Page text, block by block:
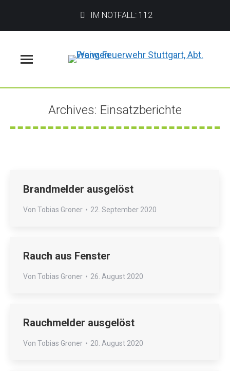
IM NOTFALL: 112
Archives: Einsatzberichte
Sie befinden sich hier:
Brandmelder ausgelöst
Von Tobias Groner 22. September 2020
Rauch aus Fenster
Von Tobias Groner 26. August 2020
Rauchmelder ausgelöst
Von Tobias Groner 20. August 2020